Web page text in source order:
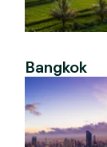
Bangkok